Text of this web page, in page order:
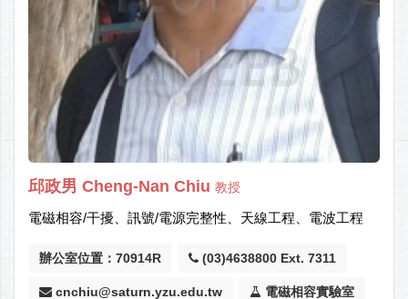
邱政男 Cheng-Nan Chiu 教授
電磁相容/干擾、訊號/電源完整性、天線工程、電波工程
辦公室位置：70914R (03)4638800 Ext. 7311
cnchiu@saturn.yzu.edu.tw 電磁相容實驗室